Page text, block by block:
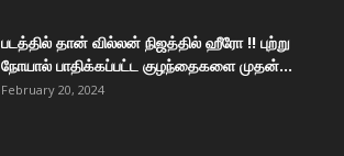
படத்தில் தான் வில்லன் நிஜத்தில் ஹீரோ !! புற்று
நோயால் பாதிக்கப்பட்ட குழந்தைகளை முதன்...
February 20, 2024